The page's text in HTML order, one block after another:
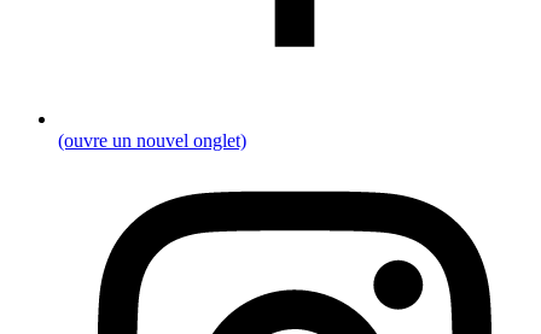
(ouvre un nouvel onglet)